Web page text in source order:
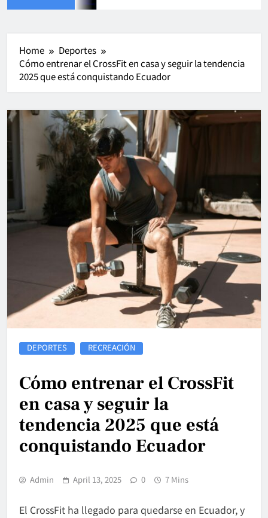
Home
Deportes
Cómo entrenar el CrossFit en casa y seguir la tendencia
2025 que está conquistando Ecuador
DEPORTES RECREACIÓN
Cómo entrenar el CrossFit
en casa y seguir la
tendencia 2025 que está
conquistando Ecuador
Admin April 13, 2025 0 7 Mins
El CrossFit ha llegado para quedarse en Ecuador, y